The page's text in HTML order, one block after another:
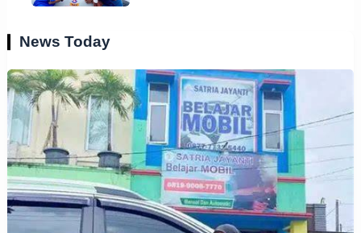
News Today